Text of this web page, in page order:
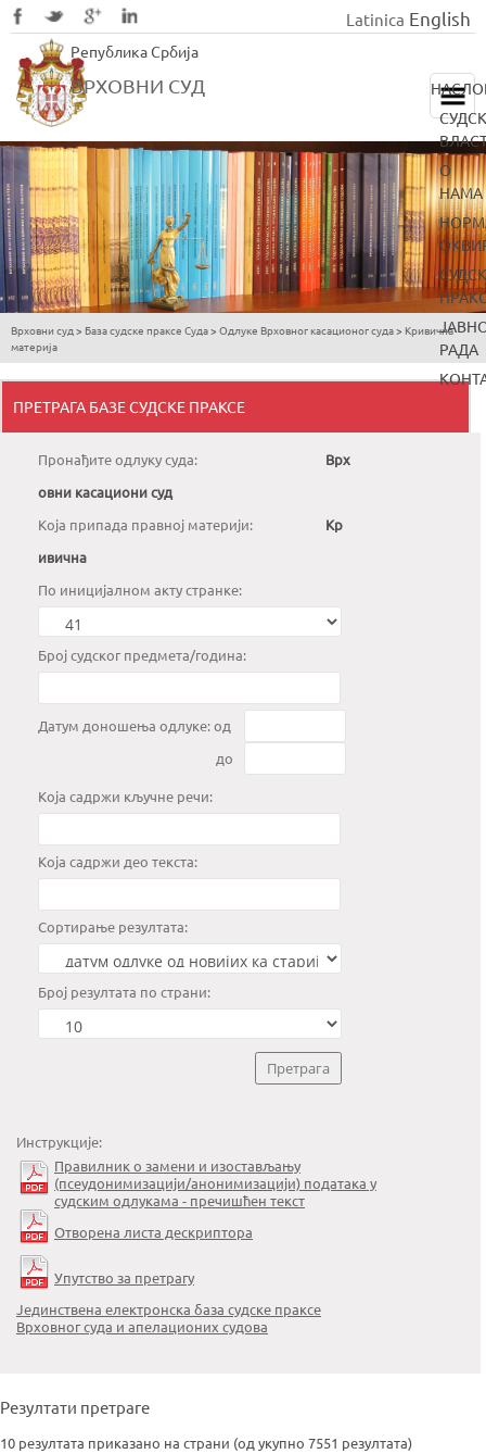
to
main
Република Србија
ВРХОВНИ СУД
Latinica English
О
НАМА
РАДА
You
Врховни суд > База судске праксе Суда> Одлуке Врховног касационог суда> Кривична
материја
ПРЕТРАГА БАЗЕ СУДСКЕ ПРАКСЕ
Пронађите одлуку суда:
Врх
овни касациони суд
Kоја припада правној материји:
Кр
ивична
По иницијалном акту странке:
Број судског предмета/година:
Датум доношења одлуке: од
до
Која садржи кључне речи:
Која садржи део текста:
Сортирање резултата:
Број резултата по страни:
Инструкције:
Правилник о замени и изостављању
(псеудонимизацији/анонимизацији) података у
судским одлукама - пречишћен текст
Отворена листа дескриптора
Упутство за претрагу
Јединствена електронска база судске праксе
Врховног суда и апелационих судова
Резултати претраге
10 резултата приказано на страни (од укупно 7551 резултата)